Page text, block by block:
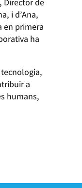
i d’Ana,
en primera
ha
a
humans,